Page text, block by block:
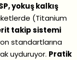
yokuş kalkış
(Titanium
takip sistemi
standartlarına
uyduruyor. Pratik